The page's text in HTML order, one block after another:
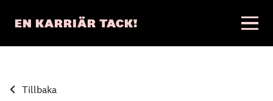
EN KARRIÄR TACK!
Tillbaka